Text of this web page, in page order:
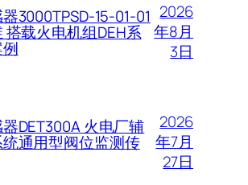
3000TPSD-15-01-01
搭载火电机组DEH系
2026
年8月
3日
DET300A 火电厂辅
通用型阀位监测传
2026
年7月
27日